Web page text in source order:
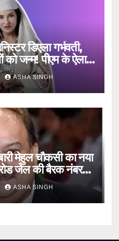
डिएला गर्भवती,
को जन्‍म! पीएम के ऐलान
ASHA SINGH
मेहुल चौकसी का नया
रोड जेल की बैरक नंबर
ASHA SINGH